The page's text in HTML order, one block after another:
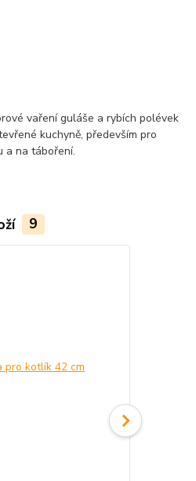
vaření guláše a rybích polévek
kuchyně, především pro
a na táboření.
9